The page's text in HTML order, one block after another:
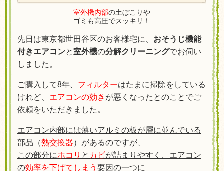
室外機内部の土ぼこりや
ゴミも高圧でスッキリ！
先日は東京都世田谷区のお客様宅に、 おそうじ機能
付きエアコンと室外機の分解クリーニングでお伺い
しました。
ご購入して8年、 フィルターはたまに掃除をしている
けれど、 エアコンの効き が悪くなったとのことでご
依頼をいただきました。
エアコン内部には薄いアルミの板が層に並んでいる
部品（熱交換器）があるのですが、
この部分にホコリ と カビが詰まりやすく、エアコン
の効率を下げてしまう 要因の一つに